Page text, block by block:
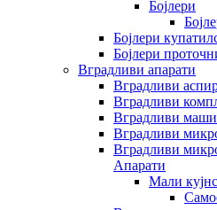
Бојлери
Бојлери
Бојлери
Вградливи апарати
Вградливи
Вградливи
Вградливи
Вградливи
Вградливи
Апарати
Мали